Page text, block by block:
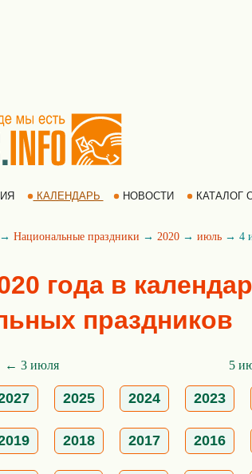
КАЛЕНДАРЬ НОВОСТИ КАТАЛОГ
→ Национальные праздники → 2020 → июль → 4
года в
праздников
← 3 июля 5
2025 2024 2023
2018 2017 2016